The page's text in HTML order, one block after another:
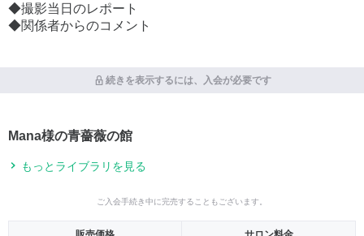
◆撮影当日のレポート
◆関係者からのコメント
続きを表示するには、入会が必要です
Mana様の青薔薇の館
もっとライブラリを見る
ご入会手続き中に完売することもございます。